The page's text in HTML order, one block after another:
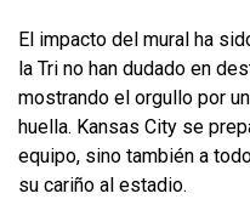
El impacto del mural ha
la Tri no han dudado en
mostrando el orgullo por
huella. Kansas City se
equipo, sino también a
su cariño al estadio.